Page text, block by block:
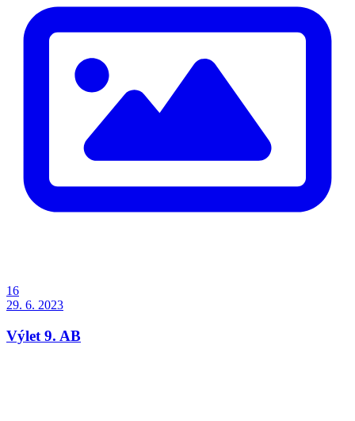
16
29. 6. 2023
Výlet 9. AB